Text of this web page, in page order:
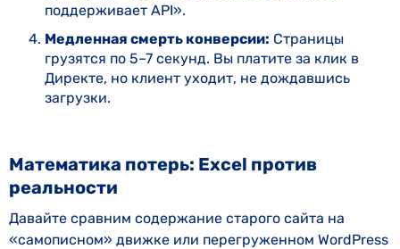
поддерживает API».
Медленная смерть конверсии: Страницы
грузятся по 5–7 секунд. Вы платите за клик в
Директе, но клиент уходит, не дождавшись
загрузки.
Математика потерь: Excel против
реальности
Давайте сравним содержание старого сайта на
«самописном» движке или перегруженном WordPress